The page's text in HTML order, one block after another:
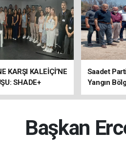
KARŞI KALEİÇİ’NE
SHADE+
SONA
Saadet
Yangın
Başkan